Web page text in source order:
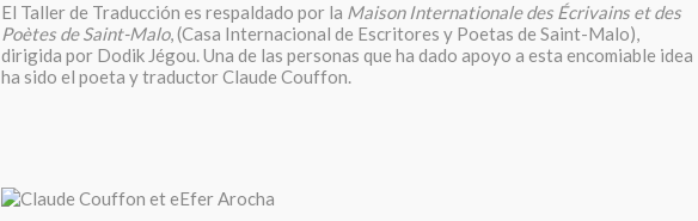
El Taller de Traducción es respaldado por la Maison Internationale des Écrivains et des
Poètes de Saint-Malo, (Casa Internacional de Escritores y Poetas de Saint-Malo),
dirigida por Dodik Jégou. Una de las personas que ha dado apoyo a esta encomiable idea
ha sido el poeta y traductor Claude Couffon.